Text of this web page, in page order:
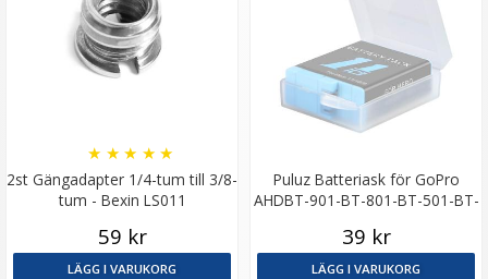
2st Gängadapter 1/4-tum till 3/8-
tum - Bexin LS011
★ ★ ★ ★ ★
59 kr
LÄGG I VARUKORG
Puluz Batteriask för GoPro
AHDBT-901-BT-801-BT-501-BT-
39 kr
LÄGG I VARUKORG